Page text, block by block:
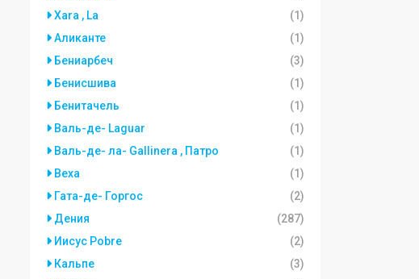
Xara , La
(1)
Аликанте
(1)
Бениарбеч
(3)
Бенисшива
(1)
Бенитачель
(1)
Валь-де- Laguar
(1)
Валь-де- ла- Gallinera , Патро
(1)
Веха
(1)
Гата-де- Горгос
(2)
Дения
(287)
Иисус Pobre
(2)
Кальпе
(3)